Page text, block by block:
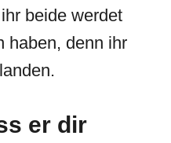
beide werdet
haben, denn ihr
er dir